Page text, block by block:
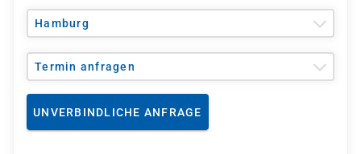
Hamburg
Termin anfragen
UNVERBINDLICHE ANFRAGE